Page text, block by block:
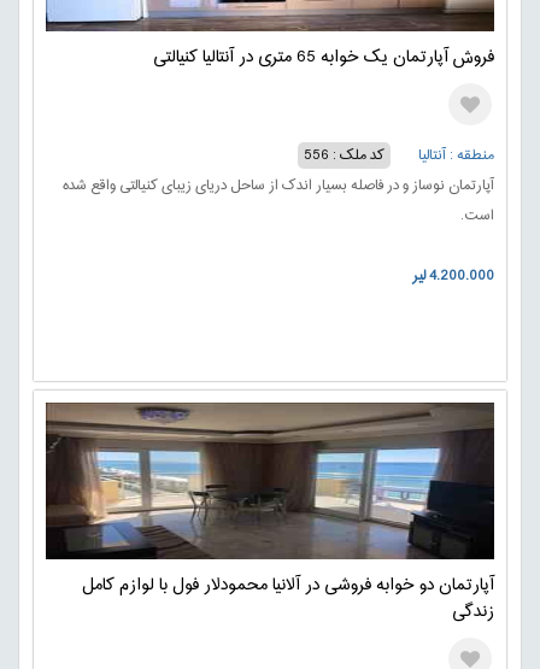
فروش آپارتمان یک خوابه 65 متری در آنتالیا کنیالتی
منطقه : آنتالیا
کد ملک : 556
آپارتمان نوساز و در فاصله بسیار اندک از ساحل دریای زیبای کنیالتی واقع شده
است.
4.200.000 لیر
آپارتمان دو خوابه فروشی در آلانیا محمودلار فول با لوازم کامل
زندگی